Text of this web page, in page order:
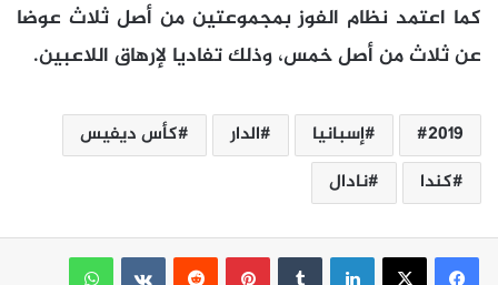
كما اعتمد نظام الفوز بمجموعتين من أصل ثلاث عوضا
عن ثلاث من أصل خمس، وذلك تفاديا لإرهاق اللاعبين.
2019 إسبانيا الدار
كأس ديفيس
كندا
نادال
لينكدإن بينتيريست
واتساب